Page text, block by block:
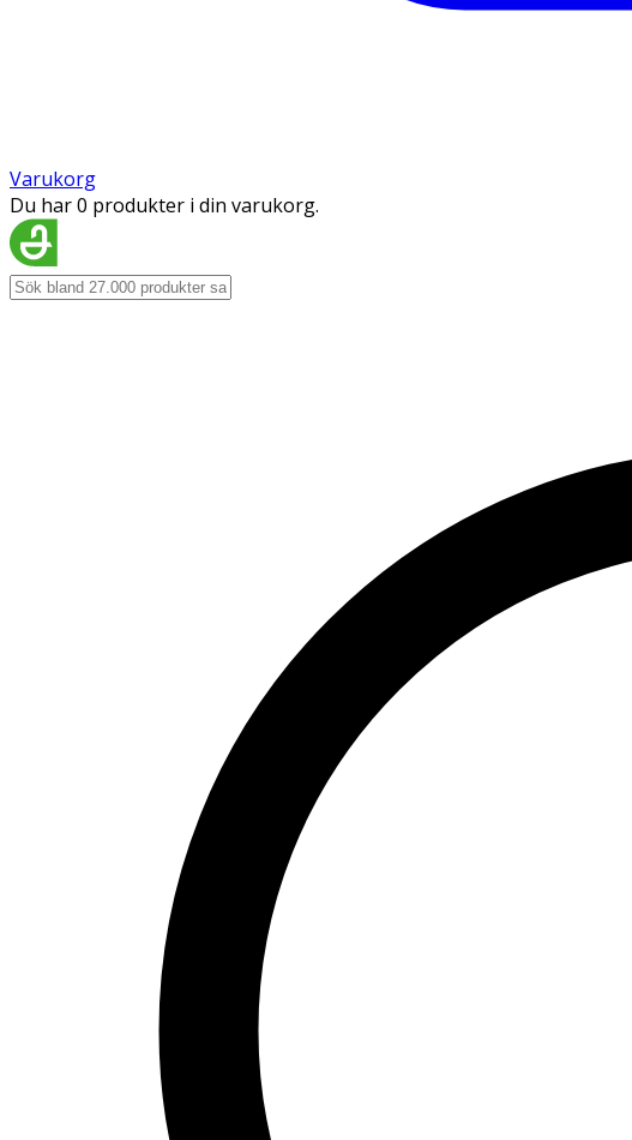
Varukorg
Du har 0 produkter i din varukorg.